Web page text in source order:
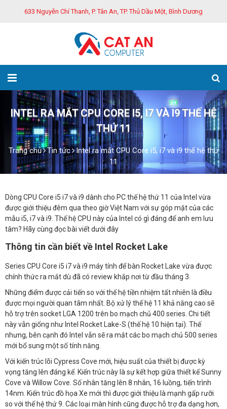
633 Nguyễn Chí Thanh, P. Tân An, TP. Thủ Dầu Một, Bình Dương
INTEL RA MẮT CPU CORE I5, I7 VÀ I9 THẾ HỆ
THỨ 11
Trang chủ Tin tức
Intel ra mắt CPU Core i5, i7 và i9 thế hệ thứ
11
Dòng CPU Core i5 i7 và i9 dành cho PC thế hệ thứ 11 của Intel vừa
được giới thiệu đêm qua theo giờ Việt Nam với sự góp mặt của các
mẫu i5, i7 và i9. Thế hệ CPU này của Intel có gì đáng để anh em lưu
tâm? Hãy cùng đọc bài viết dưới đây
Thông tin cần biết về Intel Rocket Lake
Series CPU Core i5 i7 và i9 máy tính để bàn Rocket Lake vừa được
chính thức ra mắt dù đã có review khắp nơi từ đầu tháng 3.
Những điểm được cải tiến so với thế hệ tiền nhiệm tất nhiên là điều
được mọi người quan tâm nhất. Bộ xử lý thế hệ 11 khả năng cao ​​sẽ
hỗ trợ trên socket LGA 1200 trên bo mạch chủ 400 series. Chi tiết
này vẫn giống như Intel Rocket Lake-S (thế hệ 10 hiện tại). Thế
nhưng, bên cạnh đó Intel vẫn sẽ ra mắt các bo mạch chủ 500 series
mới bổ sung một số tính năng.
Với kiến ​​trúc lõi Cypress Cove mới, hiệu suất của thiết bị được kỳ
vọng tăng lên đáng kể. Kiến trúc này là sự kết hợp giữa thiết kế Sunny
Cove và Willow Cove. Số nhân tăng lên 8 nhân, 16 luồng, tiến trình
14nm. Kiến trúc đồ họa Xe mới thì được giới thiệu là mạnh gấp rưỡi
so với thế hệ thứ 9. Các loại màn hình cũng được hỗ trợ đa dạng hơn,